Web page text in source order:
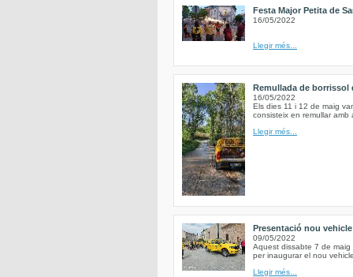
Festa Major Petita de
16/05/2022
Llegir més...
Remullada de borrissol
16/05/2022
Els dies 11 i 12 de maig
consisteix en remullar
Llegir més...
Presentació nou
09/05/2022
Aquest dissabte 7 de
per inaugurar el nou
Llegir més...